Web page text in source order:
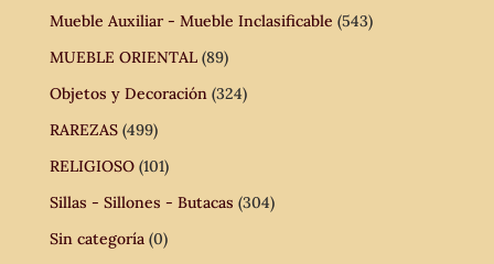
Mueble Auxiliar - Mueble Inclasificable (543)
MUEBLE ORIENTAL (89)
Objetos y Decoración (324)
RAREZAS (499)
RELIGIOSO (101)
Sillas - Sillones - Butacas (304)
Sin categoría (0)